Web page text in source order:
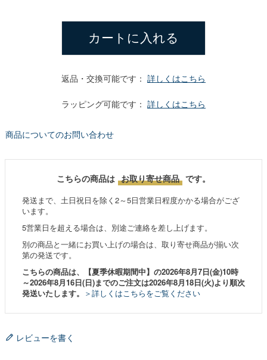
カートに入れる
返品・交換可能です： 詳しくはこちら
ラッピング可能です： 詳しくはこちら
商品についてのお問い合わせ
こちらの商品は お取り寄せ商品 です。
発送まで、土日祝日を除く2～5日営業日程度かかる場合がござ
います。
5営業日を超える場合は、別途ご連絡を差し上げます。
別の商品と一緒にお買い上げの場合は、取り寄せ商品が揃い次
第の発送です。
こちらの商品は、【夏季休暇期間中】の2026年8月7日(金)10時
～2026年8月16日(日)までのご注文は2026年8月18日(火)より順次
発送いたします。 ＞詳しくはこちらをご覧ください
レビューを書く